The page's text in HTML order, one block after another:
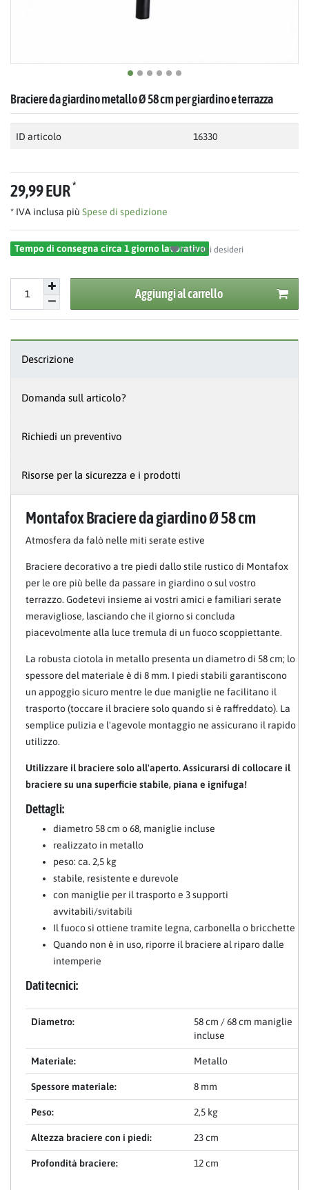
Braciere da giardino metallo Ø 58 cm per giardino e terrazza
ID articolo 16330
29,99 EUR*
* IVA inclusa più Spese di spedizione
Tempo di consegna circa 1 giorno lavorativoLista dei desideri
Aggiungi al carrello
Descrizione
Domanda sull articolo?
Richiedi un preventivo
Risorse per la sicurezza e i prodotti
Montafox Braciere da giardino Ø 58 cm
Atmosfera da falò nelle miti serate estive
Braciere decorativo a tre piedi dallo stile rustico di Montafox
per le ore più belle da passare in giardino o sul vostro
terrazzo. Godetevi insieme ai vostri amici e familiari serate
meravigliose, lasciando che il giorno si concluda
piacevolmente alla luce tremula di un fuoco scoppiettante.
La robusta ciotola in metallo presenta un diametro di 58 cm; lo
spessore del materiale è di 8 mm. I piedi stabili garantiscono
un appoggio sicuro mentre le due maniglie ne facilitano il
trasporto (toccare il braciere solo quando si è raffreddato). La
semplice pulizia e l'agevole montaggio ne assicurano il rapido
utilizzo.
Utilizzare il braciere solo all'aperto. Assicurarsi di collocare il
braciere su una superficie stabile, piana e ignifuga!
Dettagli:
diametro 58 cm o 68, maniglie incluse
realizzato in metallo
peso: ca. 2,5 kg
stabile, resistente e durevole
con maniglie per il trasporto e 3 supporti
avvitabili/svitabili
Il fuoco si ottiene tramite legna, carbonella o bricchette
Quando non è in uso, riporre il braciere al riparo dalle
intemperie
Dati tecnici:
Diametro:
58 cm / 68 cm maniglie
incluse
Materiale: Metallo
Spessore materiale: 8 mm
Peso: 2,5 kg
Altezza braciere con i piedi: 23 cm
Profondità braciere: 12 cm